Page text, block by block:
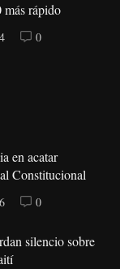
rápido
0
en acatar
Constitucional
0
silencio sobre